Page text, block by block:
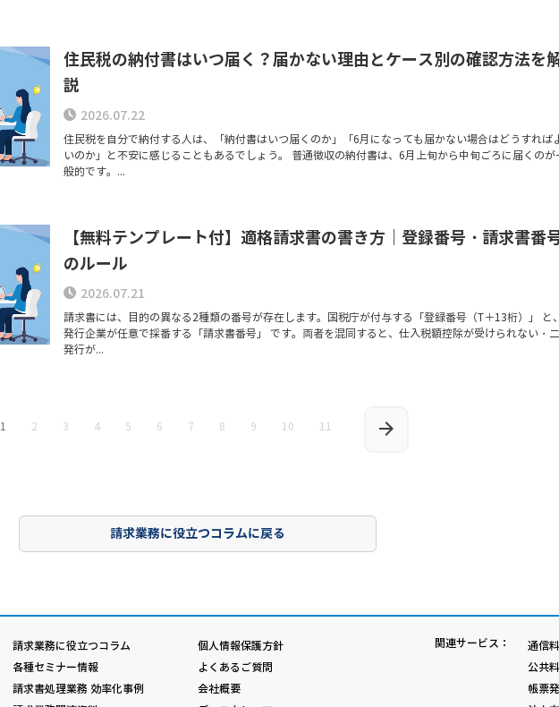
住民税の納付書はいつ届く？届かない理由とケース別の確認方法を
説
2026.07.22
住民税を自分で納付する人は、「納付書はいつ届くのか」「6月になっても届かない場合はどうすれば
いのか」と不安に感じることもあるでしょう。 普通徴収の納付書は、6月上旬から中旬ごろに届くのが
般的です。...
【無料テンプレート付】適格請求書の書き方｜登録番号・請求書番
のルール
2026.07.21
請求書には、目的の異なる2種類の番号が存在します。国税庁が付与する「登録番号（T＋13桁）」 と、
発行企業が任意で採番する「請求書番号」 です。両者を混同すると、仕入税額控除が受けられない・
発行が...
1 2 3 4 5 6 7 8 9 10 11
請求業務に役立つコラムに戻る
請求業務に役立つコラム
各種セミナー情報
請求書処理業務 効率化事例
個人情報保護方針
よくあるご質問
会社概要
関連サービス：
通信
公共
帳票